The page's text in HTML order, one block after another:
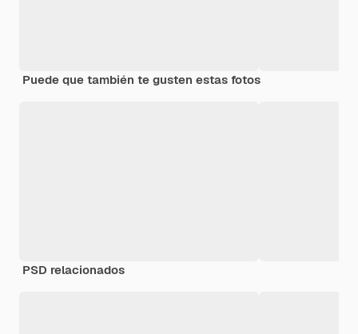
Puede que también te gusten estas fotos
PSD relacionados